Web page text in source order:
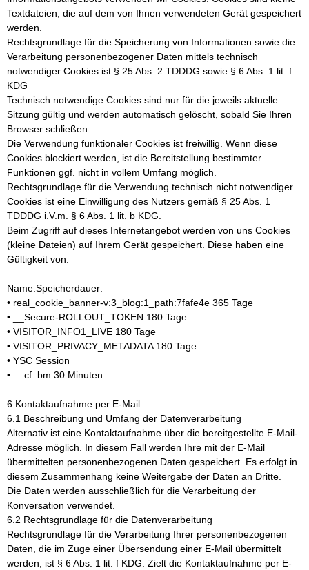
Textdateien, die auf dem von Ihnen verwendeten Gerät gespeichert
werden.
Rechtsgrundlage für die Speicherung von Informationen sowie die
Verarbeitung personenbezogener Daten mittels technisch
notwendiger Cookies ist § 25 Abs. 2 TDDDG sowie § 6 Abs. 1 lit. f
KDG
Technisch notwendige Cookies sind nur für die jeweils aktuelle
Sitzung gültig und werden automatisch gelöscht, sobald Sie Ihren
Browser schließen.
Die Verwendung funktionaler Cookies ist freiwillig. Wenn diese
Cookies blockiert werden, ist die Bereitstellung bestimmter
Funktionen ggf. nicht in vollem Umfang möglich.
Rechtsgrundlage für die Verwendung technisch nicht notwendiger
Cookies ist eine Einwilligung des Nutzers gemäß § 25 Abs. 1
TDDDG i.V.m. § 6 Abs. 1 lit. b KDG.
Beim Zugriff auf dieses Internetangebot werden von uns Cookies
(kleine Dateien) auf Ihrem Gerät gespeichert. Diese haben eine
Gültigkeit von:
Name:Speicherdauer:
• real_cookie_banner-v:3_blog:1_path:7fafe4e 365 Tage
• __Secure-ROLLOUT_TOKEN 180 Tage
• VISITOR_INFO1_LIVE 180 Tage
• VISITOR_PRIVACY_METADATA 180 Tage
• YSC Session
• __cf_bm 30 Minuten
6 Kontaktaufnahme per E-Mail
6.1 Beschreibung und Umfang der Datenverarbeitung
Alternativ ist eine Kontaktaufnahme über die bereitgestellte E-Mail-
Adresse möglich. In diesem Fall werden Ihre mit der E-Mail
übermittelten personenbezogenen Daten gespeichert. Es erfolgt in
diesem Zusammenhang keine Weitergabe der Daten an Dritte.
Die Daten werden ausschließlich für die Verarbeitung der
Konversation verwendet.
6.2 Rechtsgrundlage für die Datenverarbeitung
Rechtsgrundlage für die Verarbeitung Ihrer personenbezogenen
Daten, die im Zuge einer Übersendung einer E-Mail übermittelt
werden, ist § 6 Abs. 1 lit. f KDG. Zielt die Kontaktaufnahme per E-